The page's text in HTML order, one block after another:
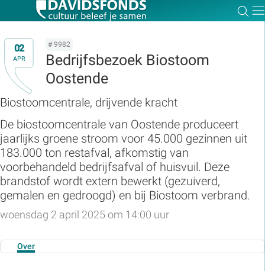
02
APR
# 9982
Bedrijfsbezoek Biostoom
Oostende
Biostoomcentrale, drijvende kracht
De biostoomcentrale van Oostende produceert
jaarlijks groene stroom voor 45.000 gezinnen uit
183.000 ton restafval, afkomstig van
voorbehandeld bedrijfsafval of huisvuil. Deze
brandstof wordt extern bewerkt (gezuiverd,
gemalen en gedroogd) en bij Biostoom verbrand.
woensdag 2 april 2025 om 14:00 uur
Over
Zoek:
Zoeken